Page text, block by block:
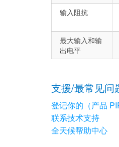
输入阻抗
最大输入和输
出电平
支援/最常见问
登记你的（产品
联系技术支持
全天候帮助中心